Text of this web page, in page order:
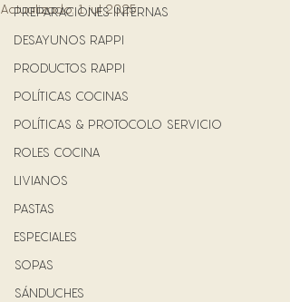
PREPARACIONES INTERNAS
DESAYUNOS RAPPI
PRODUCTOS RAPPI
POLÍTICAS COCINAS
POLÍTICAS & PROTOCOLO SERVICIO
ROLES COCINA
LIVIANOS
PASTAS
ESPECIALES
SOPAS
SÁNDUCHES
Actualizado:1 jul 2025